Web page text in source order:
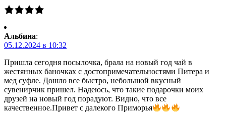
Альбина:
05.12.2024 в 10:32
Пришла сегодня посылочка, брала на новый год чай в
жестянных баночках с достопримечательностями Питера и
мед суфле. Дошло все быстро, небольшой вкусный
сувенирчик пришел. Надеюсь, что такие подарочки моих
друзей на новый год порадуют. Видно, что все
качественное.Привет с далекого Приморья